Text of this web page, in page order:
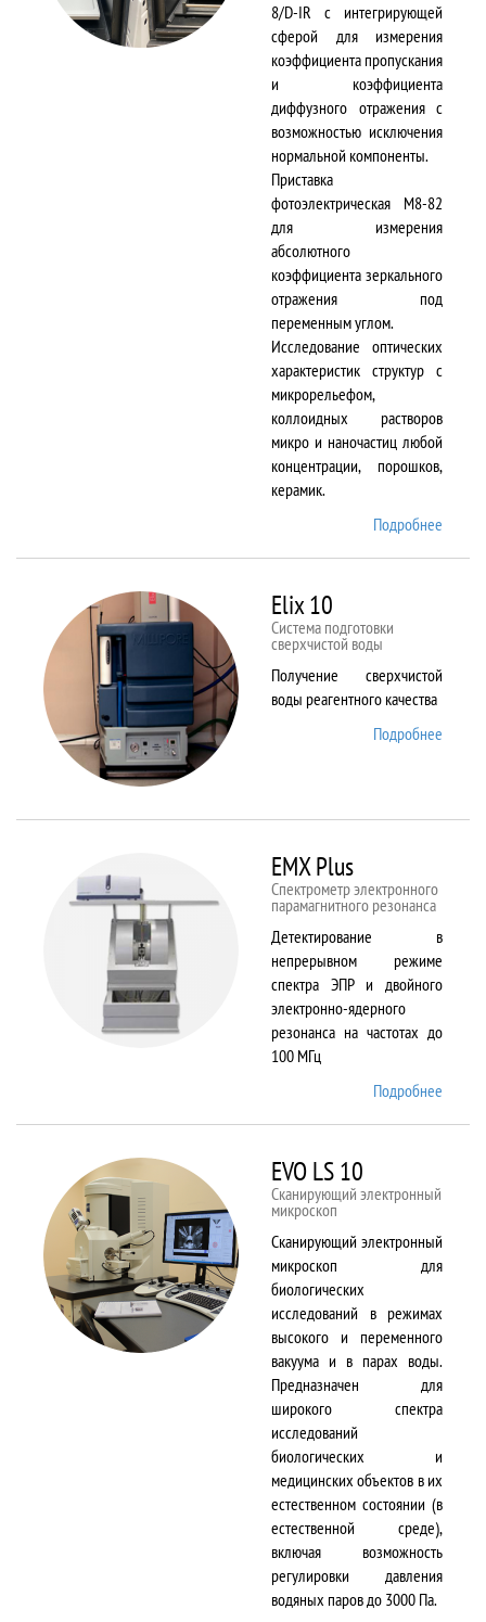
8/D-IR с интегрирующей
сферой для измерения
коэффициента пропускания
и коэффициента
диффузного отражения с
возможностью исключения
нормальной компоненты.
Приставка
фотоэлектрическая М8-82
для измерения
абсолютного
коэффициента зеркального
отражения под
переменным углом.
Исследование оптических
характеристик структур с
микрорельефом,
коллоидных растворов
микро и наночастиц любой
концентрации, порошков,
керамик.
Подробнее
Elix 10
Cистема подготовки
сверхчистой воды
Получение сверхчистой
воды реагентного качества
Подробнее
EMX Plus
Спектрометр электронного
парамагнитного резонанса
Детектирование в
непрерывном режиме
спектра ЭПР и двойного
электронно-ядерного
резонанса на частотах до
100 МГц
Подробнее
EVO LS 10
Сканирующий электронный
микроскоп
Сканирующий электронный
микроскоп для
биологических
исследований в режимах
высокого и переменного
вакуума и в парах воды.
Предназначен для
широкого спектра
исследований
биологических и
медицинских объектов в их
естественном состоянии (в
естественной среде),
включая возможность
регулировки давления
водяных паров до 3000 Па.